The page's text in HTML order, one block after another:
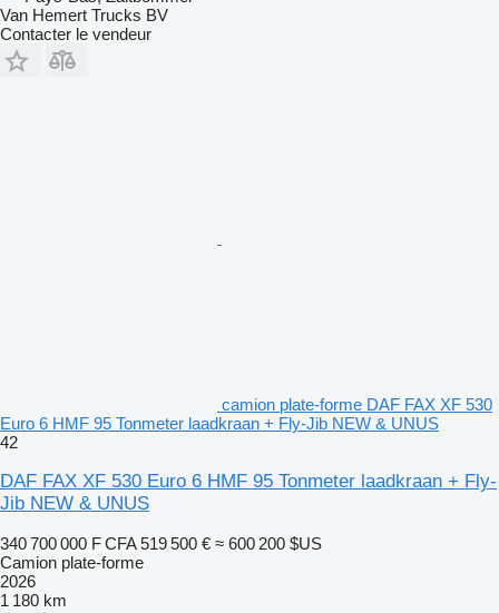
Van Hemert Trucks BV
Contacter le vendeur
camion plate-forme DAF FAX XF 530
Euro 6 HMF 95 Tonmeter laadkraan + Fly-Jib NEW & UNUS
42
DAF FAX XF 530 Euro 6 HMF 95 Tonmeter laadkraan + Fly-
Jib NEW & UNUS
340 700 000 F CFA 519 500 € ≈ 600 200 $US
Camion plate-forme
2026
1 180 km